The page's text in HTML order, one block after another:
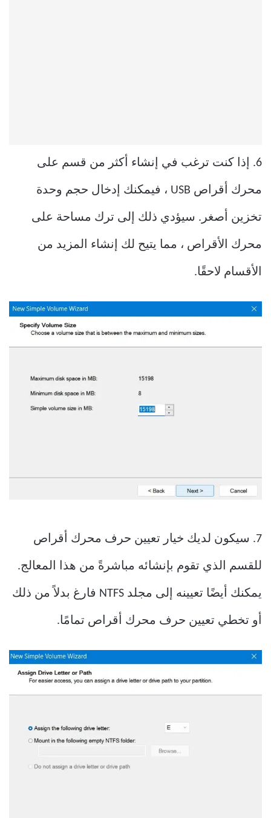
6. إذا كنت ترغب في إنشاء أكثر من قسم على
محرك أقراص USB ، فيمكنك إدخال حجم وحدة
تخزين أصغر. سيؤدي ذلك إلى ترك مساحة على
محرك الأقراص ، مما يتيح لك إنشاء المزيد من
الأقسام لاحقًا.
7. سيكون لديك خيار تعيين حرف محرك أقراص
للقسم الذي تقوم بإنشائه مباشرةً من هذا المعالج.
يمكنك أيضًا تعيينه إلى مجلد NTFS فارغ بدلاً من ذلك
أو تخطي تعيين حرف محرك أقراص تمامًا.